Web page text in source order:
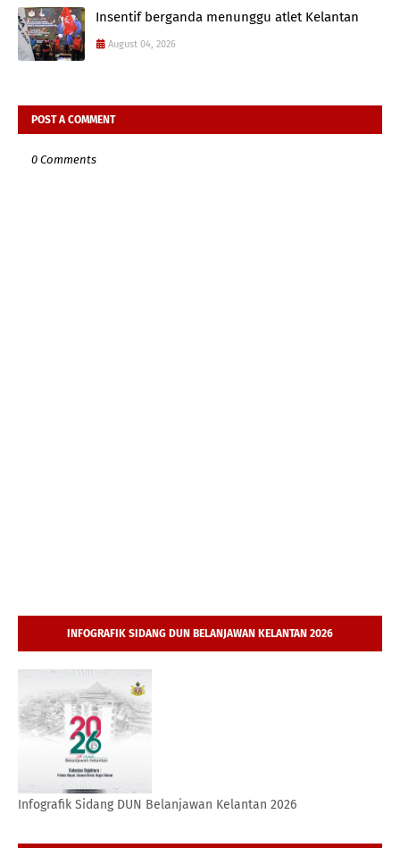
Insentif berganda menunggu atlet Kelantan
August 04, 2026
POST A COMMENT
0 Comments
INFOGRAFIK SIDANG DUN BELANJAWAN KELANTAN 2026
Infografik Sidang DUN Belanjawan Kelantan 2026